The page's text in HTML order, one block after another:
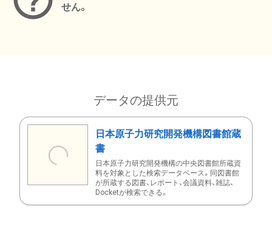
せん。
データの提供元
日本原子力研究開発機構図書館蔵
書
日本原子力研究開発機構の中央図書館所蔵資
料を対象とした検索データベース。同図書館
が所蔵する図書、レポート、会議資料、雑誌、
Docketが検索できる。